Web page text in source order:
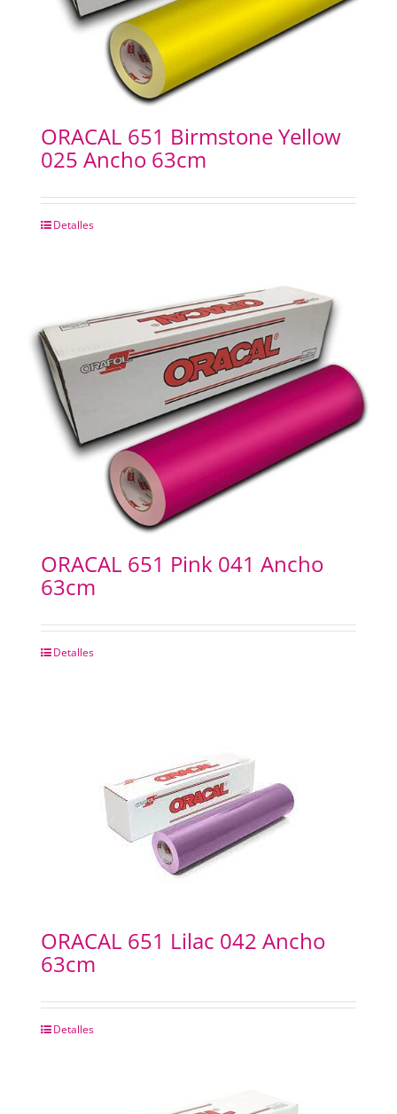
ORACAL 651 Birmstone Yellow
025 Ancho 63cm
Detalles
ORACAL 651 Pink 041 Ancho
63cm
Detalles
ORACAL 651 Lilac 042 Ancho
63cm
Detalles